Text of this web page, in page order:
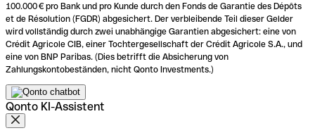
100.000 € pro Bank und pro Kunde durch den Fonds de Garantie des Dépôts
et de Résolution (FGDR) abgesichert. Der verbleibende Teil dieser Gelder
wird vollständig durch zwei unabhängige Garantien abgesichert: eine von
Crédit Agricole CIB, einer Tochtergesellschaft der Crédit Agricole S.A., und
eine von BNP Paribas. (Dies betrifft die Absicherung von
Zahlungskontobeständen, nicht Qonto Investments.)
Qonto KI-Assistent